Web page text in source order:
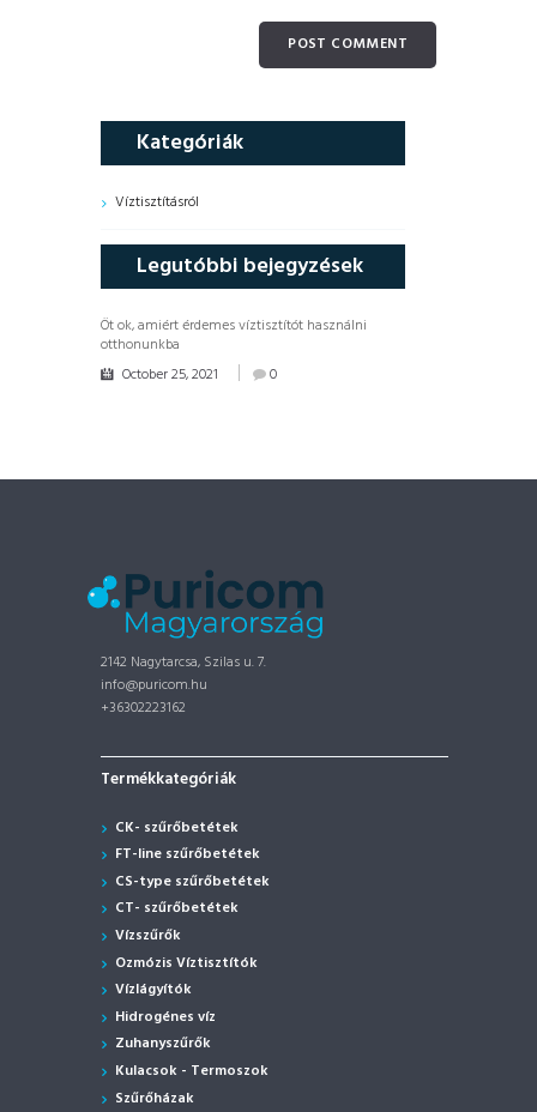
Kategóriák
Víztisztításról
Legutóbbi bejegyzések
Öt ok, amiért érdemes víztisztítót használni
otthonunkba
October 25, 2021
0
2142 Nagytarcsa, Szilas u. 7.
info@puricom.hu
+36302223162
Termékkategóriák
CK- szűrőbetétek
FT-line szűrőbetétek
CS-type szűrőbetétek
CT- szűrőbetétek
Vízszűrők
Ozmózis Víztisztítók
Vízlágyítók
Hidrogénes víz
Zuhanyszűrők
Kulacsok - Termoszok
Szűrőházak